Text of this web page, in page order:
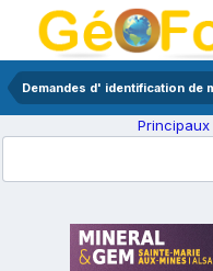
Demandes d' identification de